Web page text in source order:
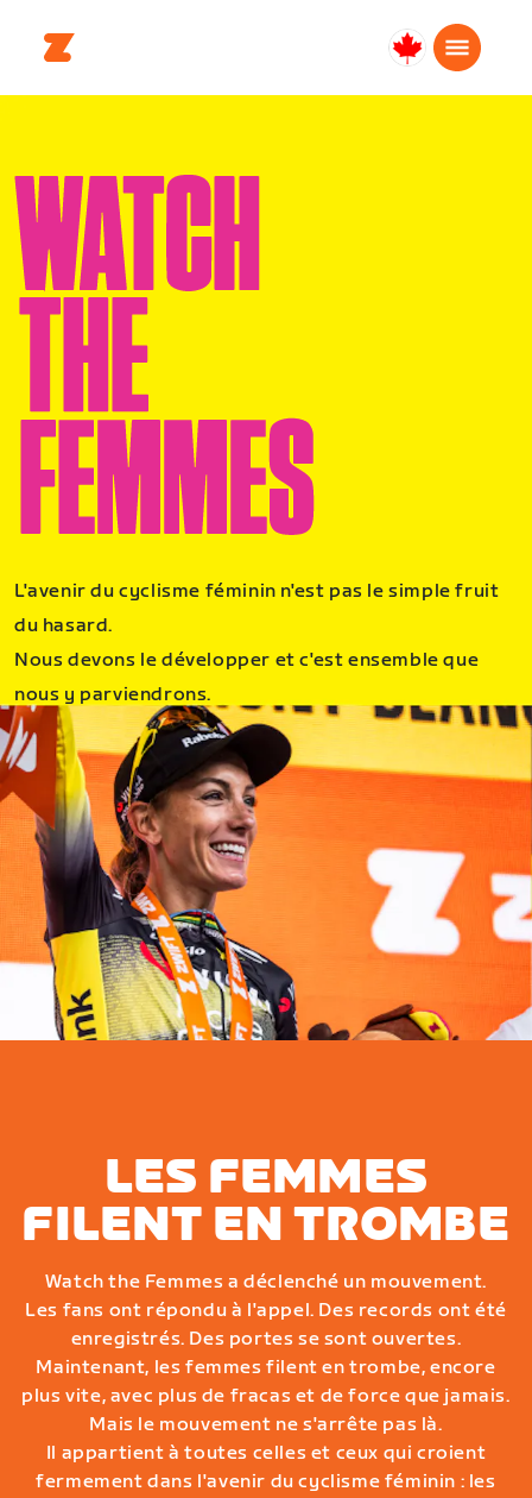
Canada
Français
L'avenir du cyclisme féminin n'est pas le simple fruit
du hasard.
Nous devons le développer et c'est ensemble que
nous y parviendrons.
LES FEMMES
FILENT EN TROMBE
Watch the Femmes a déclenché un mouvement.
Les fans ont répondu à l'appel. Des records ont été
enregistrés. Des portes se sont ouvertes.
Maintenant, les femmes filent en trombe, encore
plus vite, avec plus de fracas et de force que jamais.
Mais le mouvement ne s'arrête pas là.
Il appartient à toutes celles et ceux qui croient
fermement dans l'avenir du cyclisme féminin : les